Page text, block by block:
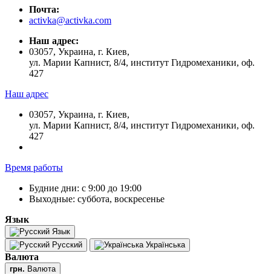
Почта:
activka@activka.com
Наш адрес:
03057, Украина, г. Киев,
ул. Марии Капнист, 8/4, институт Гидромеханики, оф.
427
Наш адрес
03057, Украина, г. Киев,
ул. Марии Капнист, 8/4, институт Гидромеханики, оф.
427
Время работы
Будние дни: с 9:00 до 19:00
Выходные: суббота, воскресенье
Язык
Язык
Русский
Українська
Валюта
грн. Валюта